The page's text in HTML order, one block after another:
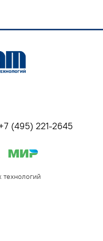
(495) 221-2645
технологий